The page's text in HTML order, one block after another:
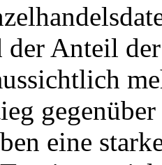
Anteil
eine